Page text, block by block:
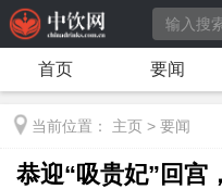
首页 要闻
当前位置： 主页 > 要闻
恭迎“吸贵妃”回宫